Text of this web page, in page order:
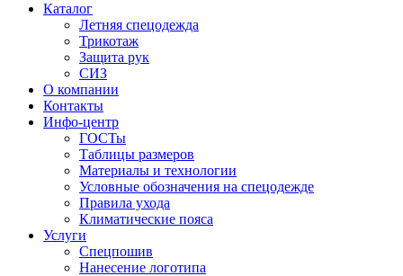
Каталог
Летняя спецодежда
Трикотаж
Защита рук
СИЗ
О компании
Контакты
Инфо-центр
ГОСТы
Таблицы размеров
Материалы и технологии
Условные обозначения на спецодежде
Правила ухода
Климатические пояса
Услуги
Спецпошив
Нанесение логотипа